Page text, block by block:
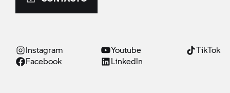
Instagram Youtube
TikTok
Facebook
Linkedln